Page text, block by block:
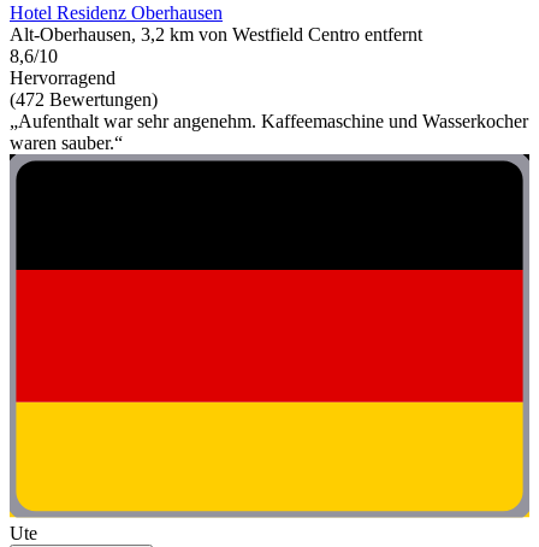
Hotel Residenz Oberhausen
Alt-Oberhausen, 3,2 km von Westfield Centro entfernt
8,6/10
Hervorragend
(472 Bewertungen)
„Aufenthalt war sehr angenehm. Kaffeemaschine und Wasserkocher
waren sauber.“
Ute